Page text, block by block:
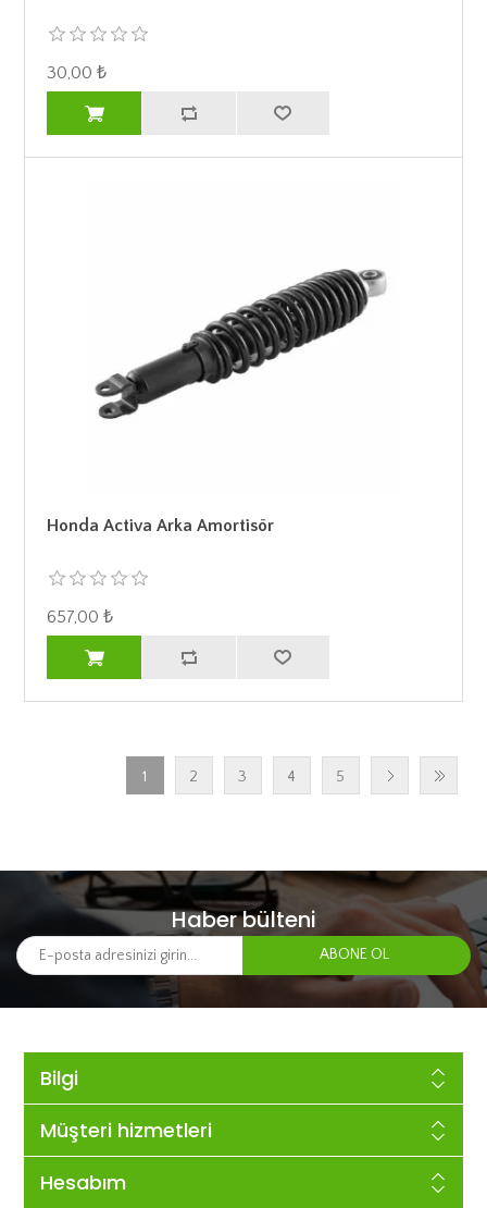
30,00 ₺
Honda Activa Arka Amortisör
657,00 ₺
1 2 3 4 5
Haber bülteni
Bilgi
Müşteri hizmetleri
Hesabım